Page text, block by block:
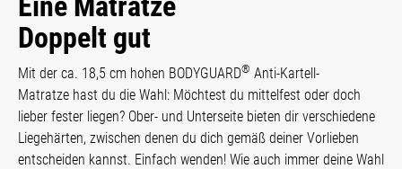
Doppelt gut
Mit der ca. 18,5 cm hohen BODYGUARD® Anti-Kartell-
Matratze hast du die Wahl: Möchtest du mittelfest oder doch
lieber fester liegen? Ober- und Unterseite bieten dir verschiedene
Liegehärten, zwischen denen du dich gemäß deiner Vorlieben
entscheiden kannst. Einfach wenden! Wie auch immer deine Wahl